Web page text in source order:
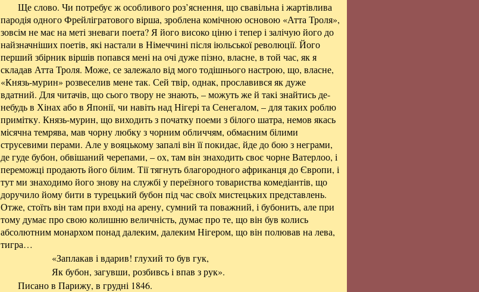
Ще слово. Чи потребує ж особливого роз’яснення, що свавільна і жартівлива
пародія одного Фрейлігратового вірша, зроблена комічною основою «Атта Троля»,
зовсім не має на меті зневаги поета? Я його високо ціню і тепер і залічую його до
найзначніших поетів, які настали в Німеччині після іюльської революції. Його
перший збірник віршів попався мені на очі дуже пізно, власне, в той час, як я
складав Атта Троля. Може, се залежало від мого тодішнього настрою, що, власне,
«Князь-мурин» розвеселив мене так. Сей твір, однак, прославився як дуже
вдатний. Для читачів, що сього твору не знають, – можуть же й такі знайтись де-
небудь в Хінах або в Японії, чи навіть над Нігері та Сенегалом, – для таких роблю
примітку. Князь-мурин, що виходить з початку поеми з білого шатра, немов якась
місячна темрява, мав чорну любку з чорним обличчям, обмаєним білими
струсевими перами. Але у вояцькому запалі він її покидає, йде до бою з неграми,
де гуде бубон, обвішаний черепами, – ох, там він знаходить своє чорне Ватерлоо, і
переможці продають його білим. Тії тягнуть благородного африканця до Європи, і
тут ми знаходимо його знову на службі у переїзного товариства комедіантів, що
доручило йому бити в турецький бубон під час своїх мистецьких представлень.
Отже, стоїть він там при вході на арену, сумний та поважний, і бубонить, але при
тому думає про свою колишню величність, думає про те, що він був колись
абсолютним монархом понад далеким, далеким Нігером, що він полював на лева,
тигра…
«Заплакав і вдарив! глухий то був гук,
Як бубон, загувши, розбивсь і впав з рук».
Писано в Парижу, в грудні 1846.